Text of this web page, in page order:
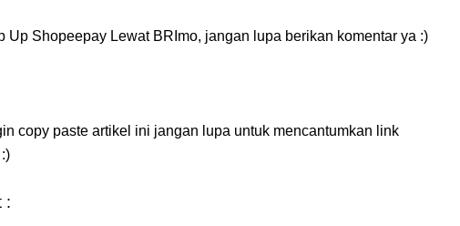
Up Shopeepay Lewat BRImo, jangan lupa berikan komentar ya :)
copy paste artikel ini jangan lupa untuk mencantumkan link
: